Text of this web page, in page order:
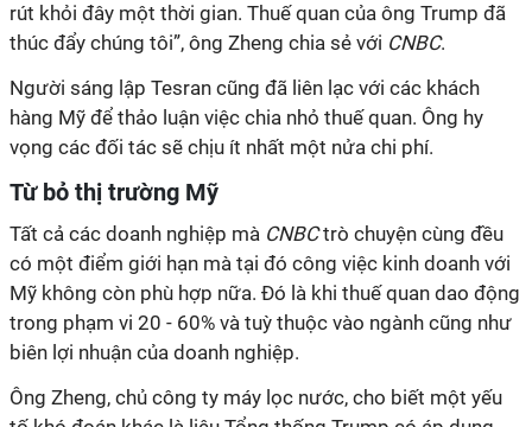
rút khỏi đây một thời gian. Thuế quan của ông Trump đã
thúc đẩy chúng tôi”, ông Zheng chia sẻ với CNBC.
Người sáng lập Tesran cũng đã liên lạc với các khách
hàng Mỹ để thảo luận việc chia nhỏ thuế quan. Ông hy
vọng các đối tác sẽ chịu ít nhất một nửa chi phí.
Từ bỏ thị trường Mỹ
Tất cả các doanh nghiệp mà CNBCtrò chuyện cùng đều
có một điểm giới hạn mà tại đó công việc kinh doanh với
Mỹ không còn phù hợp nữa. Đó là khi thuế quan dao động
trong phạm vi 20 - 60% và tuỳ thuộc vào ngành cũng như
biên lợi nhuận của doanh nghiệp.
Ông Zheng, chủ công ty máy lọc nước, cho biết một yếu